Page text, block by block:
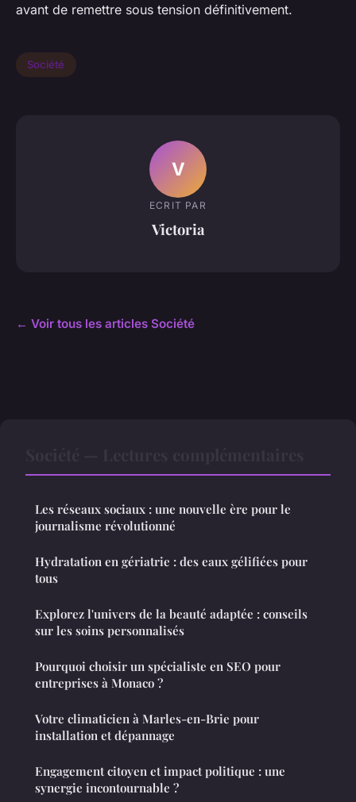
avant de remettre sous tension définitivement.
Société
V
ECRIT PAR
Victoria
← Voir tous les articles Société
Les réseaux sociaux : une nouvelle ère pour le
journalisme révolutionné
Hydratation en gériatrie : des eaux gélifiées pour
tous
Explorez l'univers de la beauté adaptée : conseils
sur les soins personnalisés
Pourquoi choisir un spécialiste en SEO pour
entreprises à Monaco ?
Votre climaticien à Marles-en-Brie pour
installation et dépannage
Engagement citoyen et impact politique : une
synergie incontournable ?